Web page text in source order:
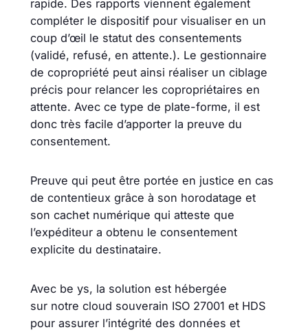
rapide. Des rapports viennent également
compléter le dispositif pour visualiser en un
coup d’œil le statut des consentements
(validé, refusé, en attente.). Le gestionnaire
de copropriété peut ainsi réaliser un ciblage
précis pour relancer les copropriétaires en
attente. Avec ce type de plate-forme, il est
donc très facile d’apporter la preuve du
consentement.
Preuve qui peut être portée en justice en cas
de contentieux grâce à son horodatage et
son cachet numérique qui atteste que
l’expéditeur a obtenu le consentement
explicite du destinataire.
Avec be ys, la solution est hébergée
sur notre cloud souverain ISO 27001 et HDS
pour assurer l’intégrité des données et